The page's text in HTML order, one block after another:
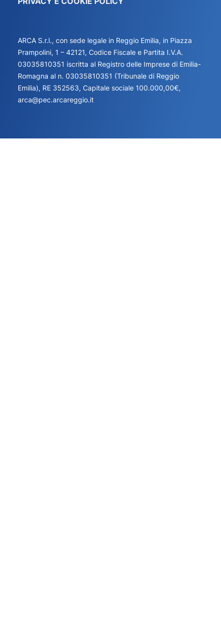
ARCA S.r.l., con sede legale in Reggio Emilia, in Piazza
Prampolini, 1 – 42121, Codice Fiscale e Partita I.V.A.
03035810351 iscritta al Registro delle Imprese di Emilia-
Romagna al n. 03035810351 (Tribunale di Reggio
Emilia), RE 352563, Capitale sociale 100.000,00€,
arca@pec.arcareggio.it